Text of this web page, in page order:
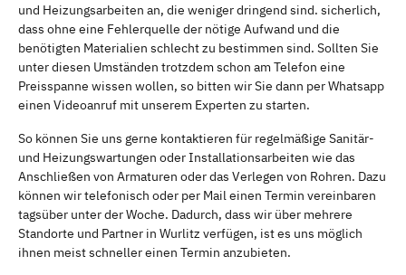
und Heizungsarbeiten an, die weniger dringend sind. sicherlich,
dass ohne eine Fehlerquelle der nötige Aufwand und die
benötigten Materialien schlecht zu bestimmen sind. Sollten Sie
unter diesen Umständen trotzdem schon am Telefon eine
Preisspanne wissen wollen, so bitten wir Sie dann per Whatsapp
einen Videoanruf mit unserem Experten zu starten.
So können Sie uns gerne kontaktieren für regelmäßige Sanitär-
und Heizungswartungen oder Installationsarbeiten wie das
Anschließen von Armaturen oder das Verlegen von Rohren. Dazu
können wir telefonisch oder per Mail einen Termin vereinbaren
tagsüber unter der Woche. Dadurch, dass wir über mehrere
Standorte und Partner in Wurlitz verfügen, ist es uns möglich
ihnen meist schneller einen Termin anzubieten.